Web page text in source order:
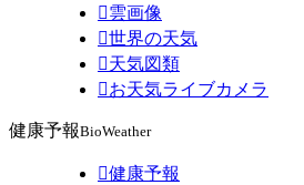
雲画像
世界の天気
天気図類
お天気ライブカメラ
健康予報BioWeather
健康予報